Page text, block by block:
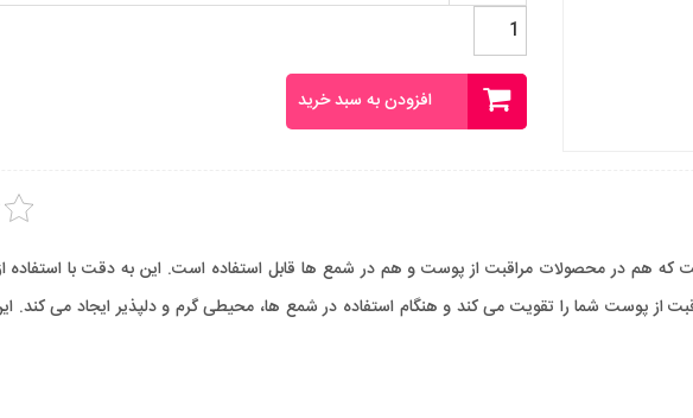
اسانس
توت
فرنگی
فرانسوی
عدد
افزودن به سبد خرید
هم در محصولات مراقبت از پوست و هم در شمع ها قابل استفاده است. این به دقت با استفاده
از پوست شما را تقویت می کند و هنگام استفاده در شمع ها، محیطی گرم و دلپذیر ایجاد می کند.